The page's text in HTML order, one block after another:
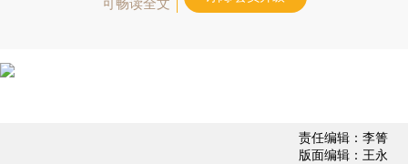
可畅读全文
责任编辑：李箐
版面编辑：王永